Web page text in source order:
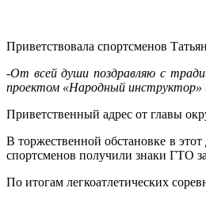
Приветствовала спортсменов
-От всей души поздравляю с
проектом «Народный инструктор»
Приветственный адрес от главы
В торжественной обстановке в
спортсменов получили знаки ГТО
По итогам легкоатлетических